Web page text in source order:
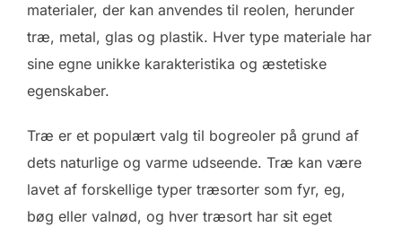
materialer, der kan anvendes til reolen, herunder
træ, metal, glas og plastik. Hver type materiale har
sine egne unikke karakteristika og æstetiske
egenskaber.
Træ er et populært valg til bogreoler på grund af
dets naturlige og varme udseende. Træ kan være
lavet af forskellige typer træsorter som fyr, eg,
bøg eller valnød, og hver træsort har sit eget